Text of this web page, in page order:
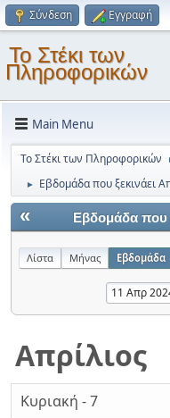
Σύνδεση Εγγραφή
Το Στέκι των
Πληροφορικών
Main Menu
Το Στέκι των Πληροφορικών
► Εβδομάδα που ξεκινάει
« Εβδομάδα που
Λίστα Μήνας Εβδομάδα
Απρίλιος
Κυριακή - 7